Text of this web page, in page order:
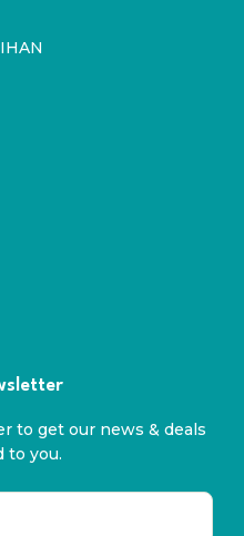
to get our news & deals
to you.